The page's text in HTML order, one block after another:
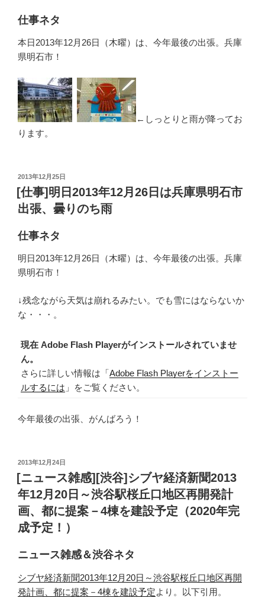
仕事ネタ
本日2013年12月26日（木曜）は、今年最後の出張。兵庫
県明石市！
←しっとりと雨が降ってお
ります。
投
稿
日:
2013年12月25日
[仕事]明日2013年12月26日は兵庫県明石市
出張、曇りのち雨
仕事ネタ
明日2013年12月26日（木曜）は、今年最後の出張。兵庫
県明石市！
↓残念ながら天気は崩れるみたい。でも雪にはならないか
な・・・。
現在 Adobe Flash Playerがインストールされていませ
ん。
さらに詳しい情報は「Adobe Flash Playerをインストー
ルするには 」をご覧ください。
今年最後の出張、がんばろう！
投
稿
日:
2013年12月24日
[ニュース雑感][渋谷]シブヤ経済新聞2013
年12月20日～渋谷駅桜丘口地区再開発計
画、都に提案－4棟を建設予定（2020年完
成予定！）
ニュース雑感＆渋谷ネタ
シブヤ経済新聞2013年12月20日～渋谷駅桜丘口地区再開
発計画、都に提案－4棟を建設予定より。以下引用。